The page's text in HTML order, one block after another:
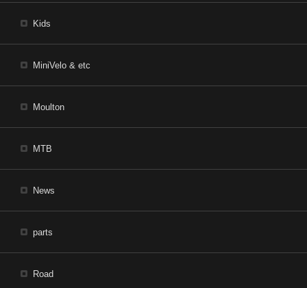
Kids
MiniVelo & etc
Moulton
MTB
News
parts
Road